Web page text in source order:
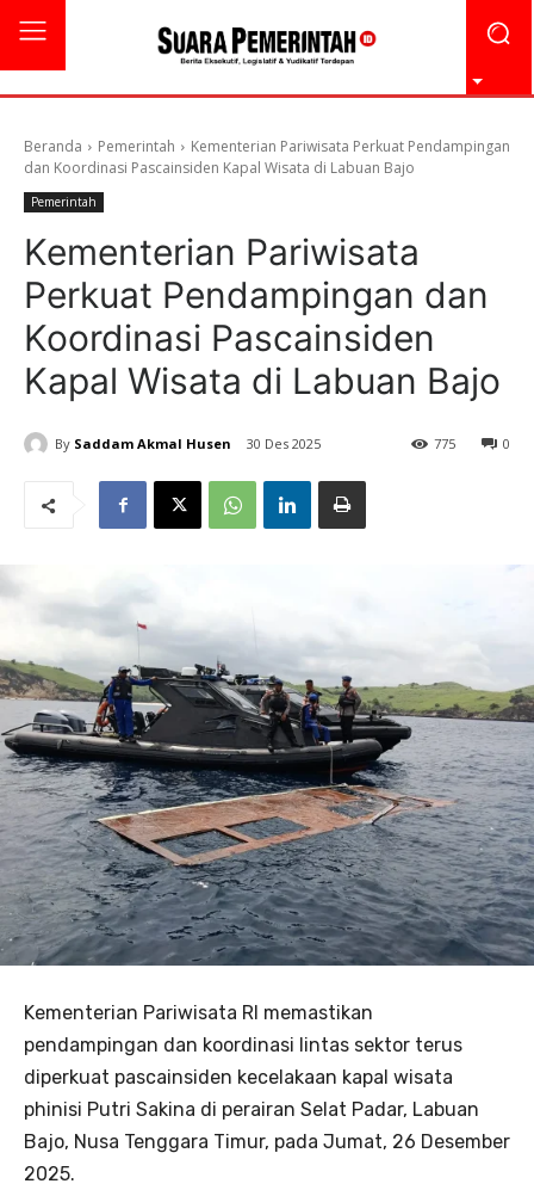
Beranda Pemerintah
Kementerian Pariwisata Perkuat Pendampingan
dan Koordinasi Pascainsiden Kapal Wisata di Labuan Bajo
Pemerintah
Kementerian Pariwisata
Perkuat Pendampingan dan
Koordinasi Pascainsiden
Kapal Wisata di Labuan Bajo
By Saddam Akmal Husen 30 Des 2025 0
775
Kementerian Pariwisata RI memastikan
pendampingan dan koordinasi lintas sektor terus
diperkuat pascainsiden kecelakaan kapal wisata
phinisi Putri Sakina di perairan Selat Padar, Labuan
Bajo, Nusa Tenggara Timur, pada Jumat, 26 Desember
2025.